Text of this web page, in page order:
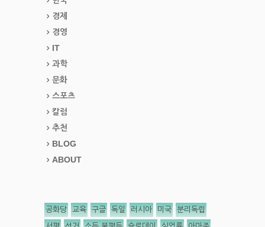
경제
경영
IT
과학
문화
스포츠
칼럼
추천
BLOG
ABOUT
공화당 교육 구글 독일 러시아 미국 분리독립